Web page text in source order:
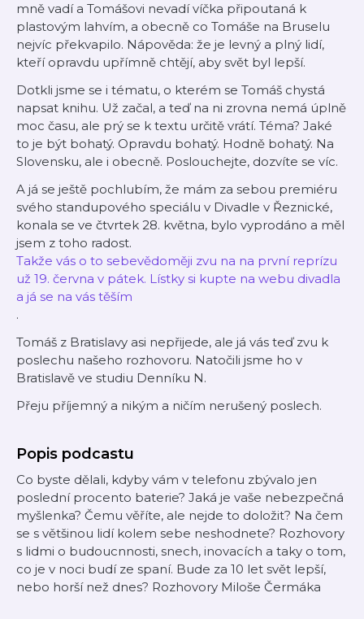
mně vadí a Tomášovi nevadí víčka připoutaná k
plastovým lahvím, a obecně co Tomáše na Bruselu
nejvíc překvapilo. Nápověda: že je levný a plný lidí,
kteří opravdu upřímně chtějí, aby svět byl lepší.
Dotkli jsme se i tématu, o kterém se Tomáš chystá
napsat knihu. Už začal, a teď na ni zrovna nemá úplně
moc času, ale prý se k textu určitě vrátí. Téma? Jaké
to je být bohatý. Opravdu bohatý. Hodně bohatý. Na
Slovensku, ale i obecně. Poslouchejte, dozvíte se víc.
A já se ještě pochlubím, že mám za sebou premiéru
svého standupového speciálu v Divadle v Řeznické,
konala se ve čtvrtek 28. května, bylo vyprodáno a měl
jsem z toho radost.
Takže vás o to sebevědoměji zvu na na první reprízu
už 19. června v pátek. Lístky si kupte na webu divadla
a já se na vás těším
.
Tomáš z Bratislavy asi nepřijede, ale já vás teď zvu k
poslechu našeho rozhovoru. Natočili jsme ho v
Bratislavě ve studiu Denníku N.
Přeju příjemný a nikým a ničím nerušený poslech.
Popis podcastu
Co byste dělali, kdyby vám v telefonu zbývalo jen
poslední procento baterie? Jaká je vaše nebezpečná
myšlenka? Čemu věříte, ale nejde to doložit? Na čem
se s většinou lidí kolem sebe neshodnete? Rozhovory
s lidmi o budoucnnosti, snech, inovacích a taky o tom,
co je v noci budí ze spaní. Bude za 10 let svět lepší,
nebo horší než dnes? Rozhovory Miloše Čermáka